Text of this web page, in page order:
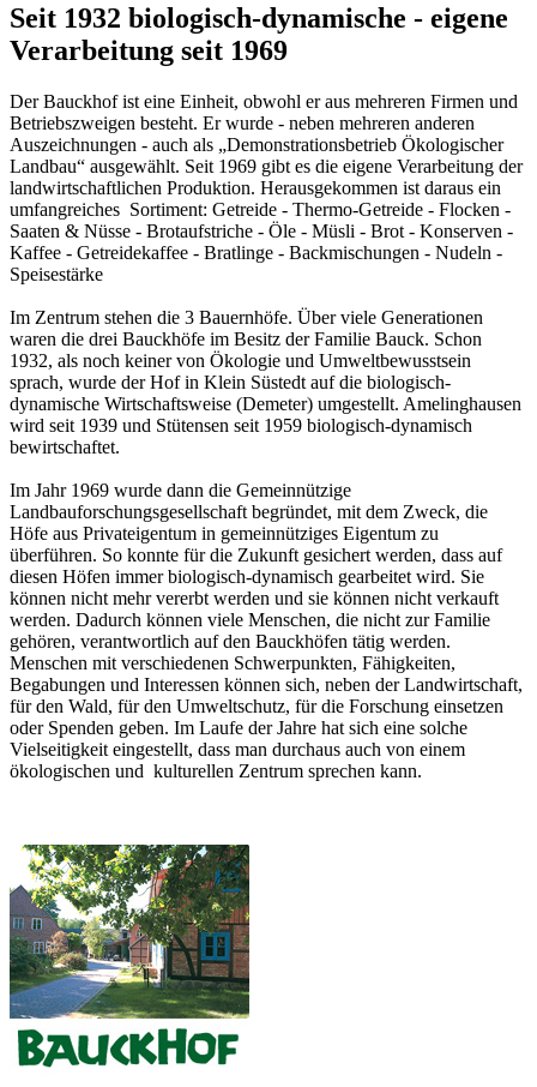
Seit 1932 biologisch-dynamische - eigene
Verarbeitung seit 1969
Der Bauckhof ist eine Einheit, obwohl er aus mehreren Firmen und
Betriebszweigen besteht. Er wurde - neben mehreren anderen
Auszeichnungen - auch als „Demonstrationsbetrieb Ökologischer
Landbau“ ausgewählt. Seit 1969 gibt es die eigene Verarbeitung der
landwirtschaftlichen Produktion. Herausgekommen ist daraus ein
umfangreiches Sortiment: Getreide - Thermo-Getreide - Flocken -
Saaten & Nüsse - Brotaufstriche - Öle - Müsli - Brot - Konserven -
Kaffee - Getreidekaffee - Bratlinge - Backmischungen - Nudeln -
Speisestärke
Im Zentrum stehen die 3 Bauernhöfe. Über viele Generationen
waren die drei Bauckhöfe im Besitz der Familie Bauck. Schon
1932, als noch keiner von Ökologie und Umweltbewusstsein
sprach, wurde der Hof in Klein Süstedt auf die biologisch-
dynamische Wirtschaftsweise (Demeter) umgestellt. Amelinghausen
wird seit 1939 und Stütensen seit 1959 biologisch-dynamisch
bewirtschaftet.
Im Jahr 1969 wurde dann die Gemeinnützige
Landbauforschungsgesellschaft begründet, mit dem Zweck, die
Höfe aus Privateigentum in gemeinnütziges Eigentum zu
überführen. So konnte für die Zukunft gesichert werden, dass auf
diesen Höfen immer biologisch-dynamisch gearbeitet wird. Sie
können nicht mehr vererbt werden und sie können nicht verkauft
werden. Dadurch können viele Menschen, die nicht zur Familie
gehören, verantwortlich auf den Bauckhöfen tätig werden.
Menschen mit verschiedenen Schwerpunkten, Fähigkeiten,
Begabungen und Interessen können sich, neben der Landwirtschaft,
für den Wald, für den Umweltschutz, für die Forschung einsetzen
oder Spenden geben. Im Laufe der Jahre hat sich eine solche
Vielseitigkeit eingestellt, dass man durchaus auch von einem
ökologischen und kulturellen Zentrum sprechen kann.